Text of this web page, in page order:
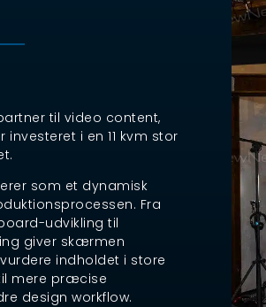
til video content,
investeret i en 11 kvm stor
som et dynamisk
Fra
udvikling til
giver skærmen
indholdet i store
mere præcise
design workflow.